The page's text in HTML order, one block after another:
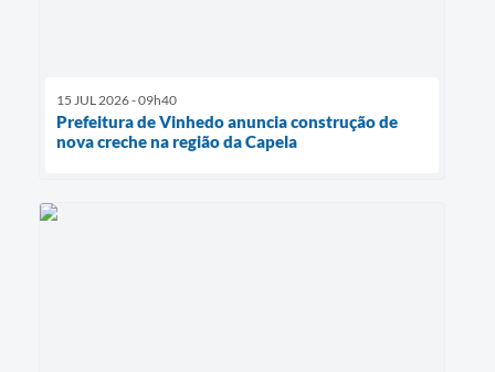
15 JUL 2026 - 09h40
Prefeitura de Vinhedo anuncia construção de
nova creche na região da Capela